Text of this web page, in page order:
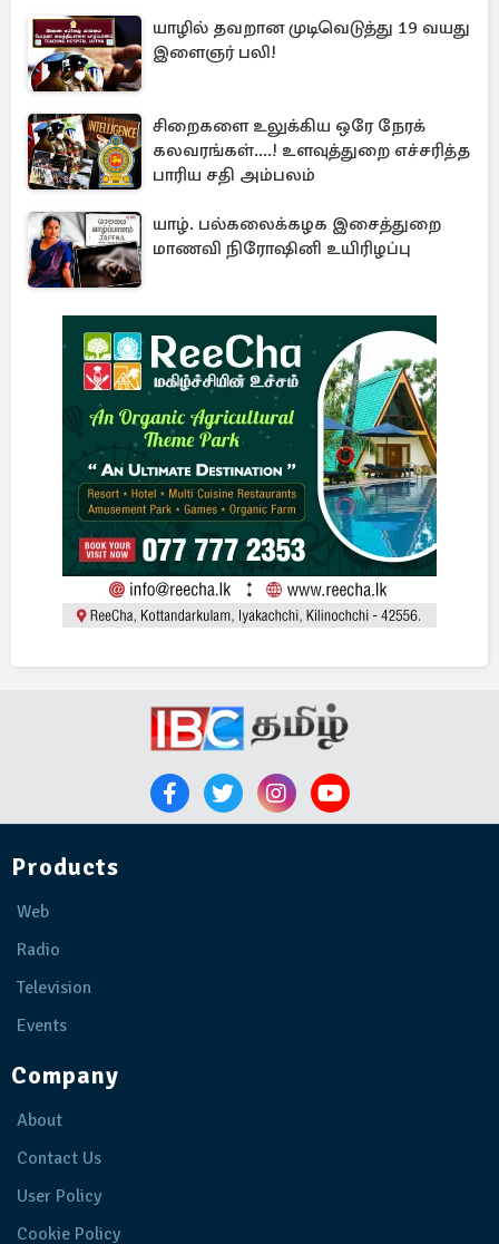
யாழில் தவறான முடிவெடுத்து 19 வயது
இளைஞர் பலி!
சிறைகளை உலுக்கிய ஒரே நேரக்
கலவரங்கள்....! உளவுத்துறை எச்சரித்த
பாரிய சதி அம்பலம்
யாழ். பல்கலைக்கழக இசைத்துறை
மாணவி நிரோஷினி உயிரிழப்பு
Products
Web
Radio
Television
Events
Company
About
Contact Us
User Policy
Cookie Policy